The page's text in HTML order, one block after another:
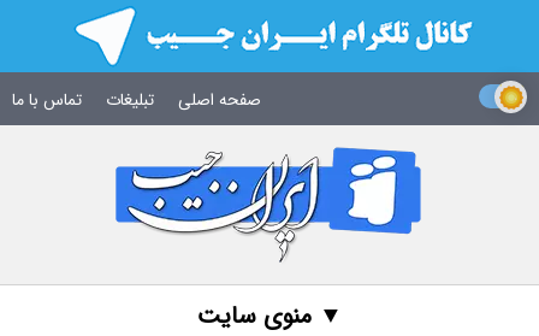
صفحه اصلی تبلیغات تماس با ما
▼ منوی سایت